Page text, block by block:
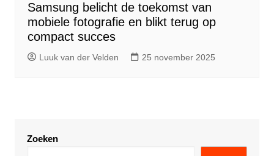
Samsung belicht de toekomst van
mobiele fotografie en blikt terug op
compact succes
Luuk van der Velden 25 november 2025
Zoeken